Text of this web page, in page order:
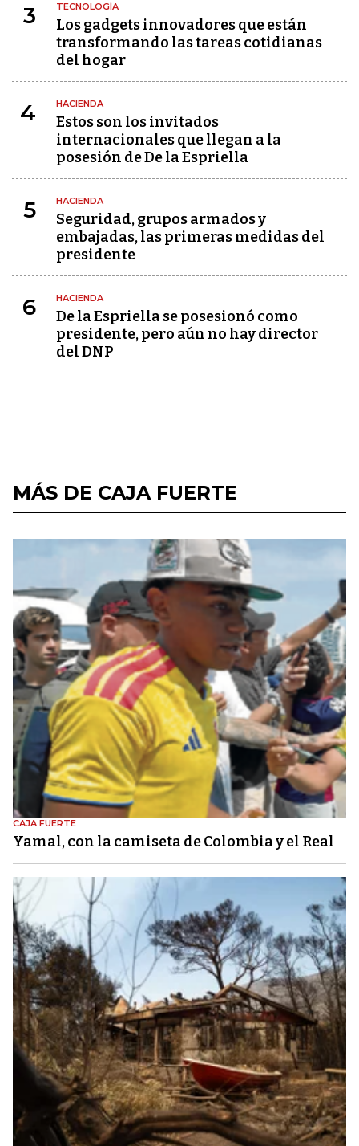
3 TECNOLOGÍA
Los gadgets innovadores que están
transformando las tareas cotidianas
del hogar
4 HACIENDA
Estos son los invitados
internacionales que llegan a la
posesión de De la Espriella
5 HACIENDA
Seguridad, grupos armados y
embajadas, las primeras medidas del
presidente
6 HACIENDA
De la Espriella se posesionó como
presidente, pero aún no hay director
del DNP
MÁS DE CAJA FUERTE
CAJA FUERTE
Yamal, con la camiseta de Colombia y el Real